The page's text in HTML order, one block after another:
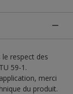
respect des
59-1.
merci
du produit.